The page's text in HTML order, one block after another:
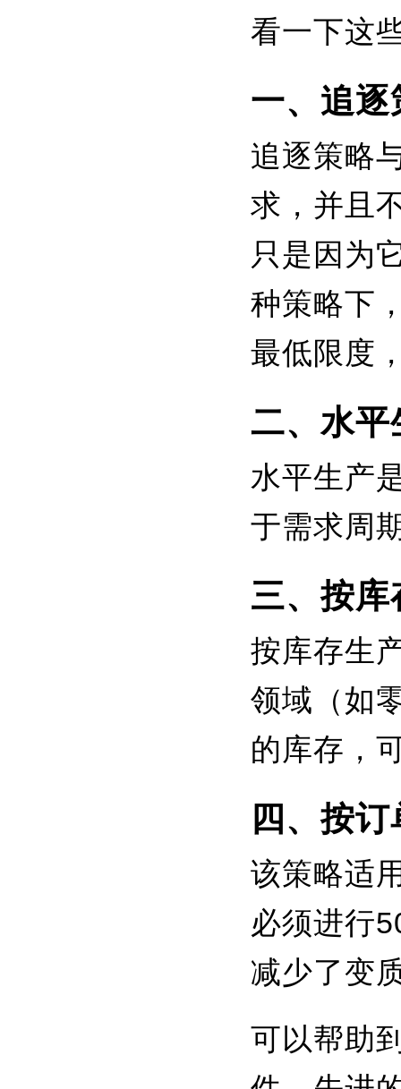
看一下这
一、追
追逐策略
求，并且
只是因为
种策略下
最低限度
二、水
水平生产
于需求周
三、按
按库存生
领域（如
的库存，
四、按
该策略适
必须进行
减少了变
可以帮助